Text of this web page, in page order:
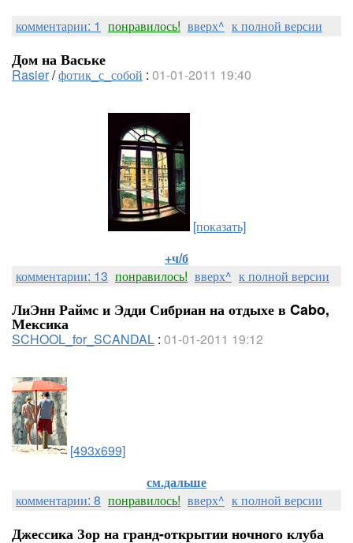
комментарии: 1 понравилось! вверх^ к полной версии
Дом на Ваське
Rasier/фотик_с_собой : 01-01-2011 19:40
[показать]
+ч/б
комментарии: 13 понравилось! вверх^ к полной версии
ЛиЭнн Раймс и Эдди Сибриан на отдыхе в Cabo,
Мексика
SCHOOL_for_SCANDAL : 01-01-2011 19:12
[493x699]
см.дальше
комментарии: 8 понравилось! вверх^ к полной версии
Джессика Зор на гранд-открытии ночного клуба